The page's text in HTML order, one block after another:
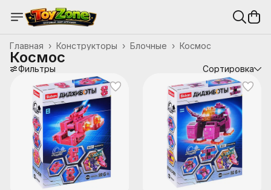
Космос
Блочные ›
Конструкторы ›
Главная ›
Космос
Фильтры Сортировка